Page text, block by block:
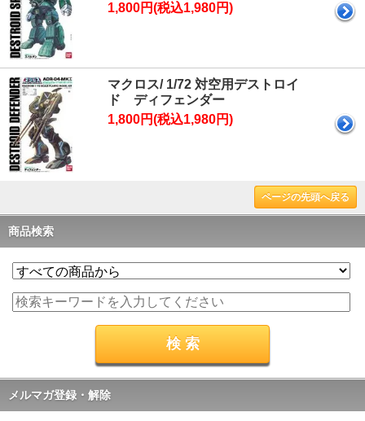
1,800円(税込1,980円)
マクロス/ 1/72 対空用デストロイ
ド ディフェンダー
1,800円(税込1,980円)
ページの先頭へ戻る
商品検索
メルマガ登録・解除